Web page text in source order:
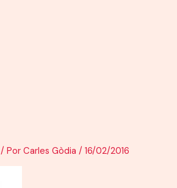
/ PorCarles Gòdia/16/02/2016